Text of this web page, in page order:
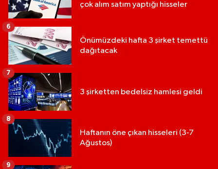
çok alım satım yaptığı hisseler
Önümüzdeki hafta 3 şirket temettü
dağıtacak
6
3 şirketten bedelsiz hamlesi geldi
7
Haftanın öne çıkan hisseleri (3-7
Ağustos)
8
9